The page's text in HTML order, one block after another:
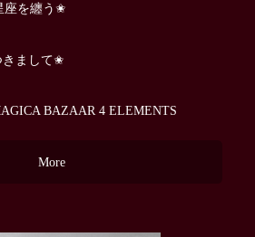
座を纏う✬
きまして✬
BAZAAR 4 ELEMENTS
More